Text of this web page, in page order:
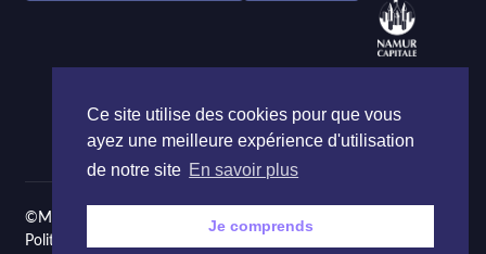
©Maison de la Poésie et de la Langue française Namur
Politique de confidentialité
Ce site utilise des cookies pour que vous
ayez une meilleure expérience d'utilisation
de notre site En savoir plus
Je comprends